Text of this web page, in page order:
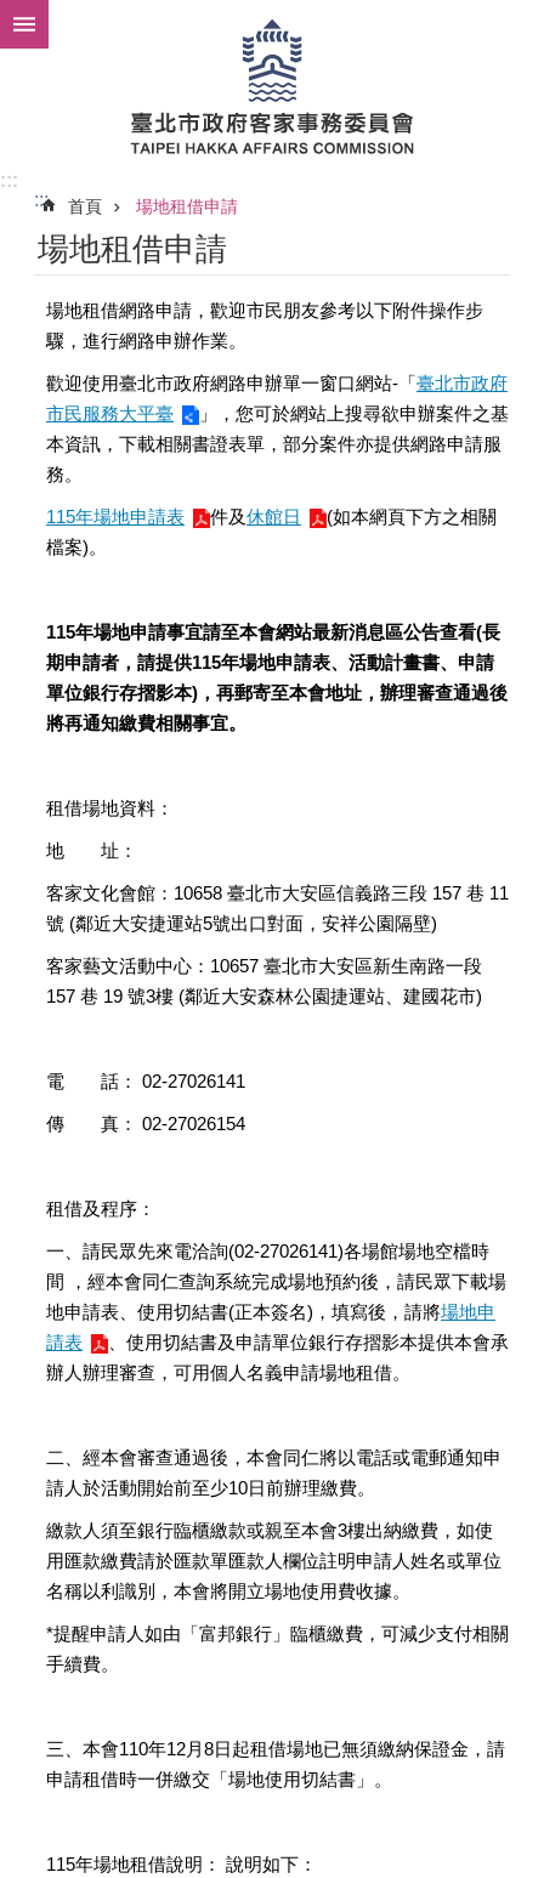
跳到主要內容區塊
:::
:::
首頁 場地租借申請
場地租借申請
場地租借網路申請，歡迎市民朋友參考以下附件操作步
驟，進行網路申辦作業。
歡迎使用臺北市政府網路申辦單一窗口網站-「臺北市政府
市民服務大平臺
」，您可於網站上搜尋欲申辦案件之基
本資訊，下載相關書證表單，部分案件亦提供網路申請服
務。
115年場地申請表 件及休館日
(如本網頁下方之相關
檔案)。
115年場地申請事宜請至本會網站最新消息區公告查看(長
期申請者，請提供115年場地申請表、活動計畫書、申請
單位銀行存摺影本)，再郵寄至本會地址，辦理審查通過後
將再通知繳費相關事宜。
租借場地資料：
地 址：
客家文化會館：10658 臺北市大安區信義路三段 157 巷 11
號 (鄰近大安捷運站5號出口對面，安祥公園隔壁)
客家藝文活動中心：10657 臺北市大安區新生南路一段
157 巷 19 號3樓 (鄰近大安森林公園捷運站、建國花市)
電 話： 02-27026141
傳 真： 02-27026154
租借及程序：
一、請民眾先來電洽詢(02-27026141)各場館場地空檔時
間 ，經本會同仁查詢系統完成場地預約後，請民眾下載場
地申請表、使用切結書(正本簽名)，填寫後，請將場地申
請表
、使用切結書及申請單位銀行存摺影本提供本會承
辦人辦理審查，可用個人名義申請場地租借。
二、經本會審查通過後，本會同仁將以電話或電郵通知申
請人於活動開始前至少10日前辦理繳費。
繳款人須至銀行臨櫃繳款或親至本會3樓出納繳費，如使
用匯款繳費請於匯款單匯款人欄位註明申請人姓名或單位
名稱以利識別，本會將開立場地使用費收據。
*提醒申請人如由「富邦銀行」臨櫃繳費，可減少支付相關
手續費。
三、本會110年12月8日起租借場地已無須繳納保證金，請
申請租借時一併繳交「場地使用切結書」。
115年場地租借說明： 說明如下：